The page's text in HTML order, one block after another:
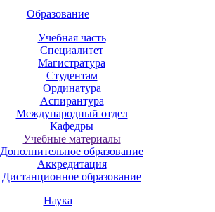
Образование
Учебная часть
Специалитет
Магистратура
Студентам
Ординатура
Аспирантура
Международный отдел
Кафедры
Учебные материалы
Дополнительное образование
Аккредитация
Дистанционное образование
Наука